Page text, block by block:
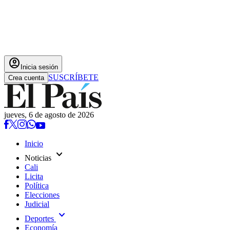
account_circle Inicia sesión
Crea cuenta SUSCRÍBETE
jueves, 6 de agosto de 2026
Inicio
Noticias expand_more
Cali
Licita
Política
Elecciones
Judicial
Deportes expand_more
Economía